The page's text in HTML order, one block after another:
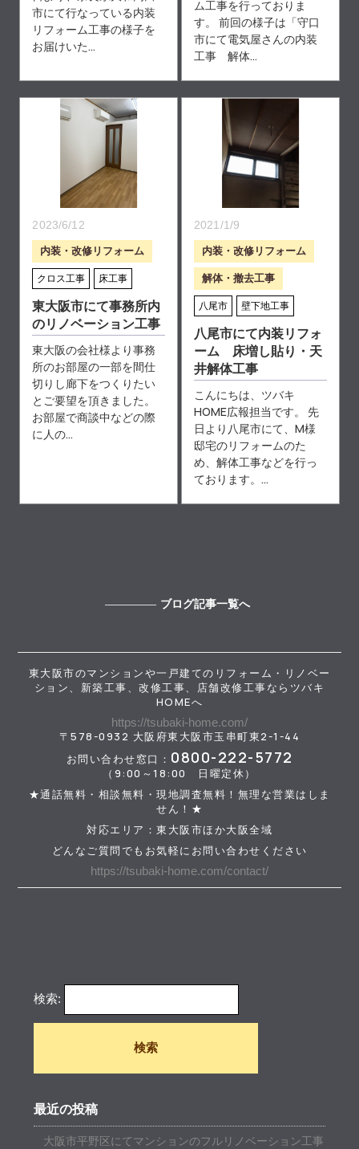
市にて行なっている内装
リフォーム工事の様子を
お届けいた...
ム工事を行っておりま
す。 前回の様子は「守口
市にて電気屋さんの内装
工事 解体...
2023/6/12
内装・改修リフォーム
クロス工事 床工事
東大阪市にて事務所内
のリノベーション工事
東大阪の会社様より事務
所のお部屋の一部を間仕
切りし廊下をつくりたい
とご要望を頂きました。
お部屋で商談中などの際
に人の...
2021/1/9
内装・改修リフォーム
解体・撤去工事
八尾市 壁下地工事
八尾市にて内装リフォ
ーム 床増し貼り・天
井解体工事
こんにちは、ツバキ
HOME広報担当です。 先
日より八尾市にて、M様
邸宅のリフォームのた
め、解体工事などを行っ
ております。...
ブログ記事一覧へ
東大阪市のマンションや一戸建てのリフォーム・リノベー
ション、新築工事、改修工事、店舗改修工事ならツバキ
HOMEへ
https://tsubaki-home.com/
〒578-0932 大阪府東大阪市玉串町東2-1-44
お問い合わせ窓口： 0800-222-5772
（9:00～18:00 日曜定休）
★通話無料・相談無料・現地調査無料！無理な営業はしま
せん！★
対応エリア：東大阪市ほか大阪全域
どんなご質問でもお気軽にお問い合わせください
https://tsubaki-home.com/contact/
検索:
最近の投稿
大阪市平野区にてマンションのフルリノベーション工事